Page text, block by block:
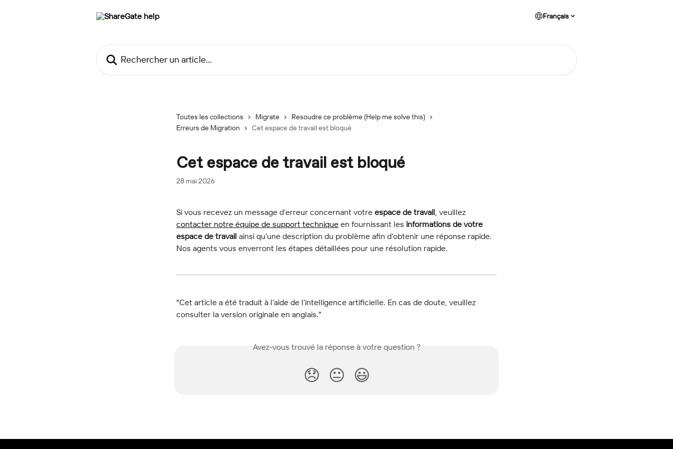
Français
Toutes les collections Migrate
Resoudre ce problème (Help me solve this)
Erreurs de Migration
Cet espace de travail est bloqué
Cet espace de travail est bloqué
28 mai 2026
Si vous recevez un message d’erreur concernant votre espace de travail, veuillez
contacter notre équipe de support technique en fournissant les informations de votre
espace de travail ainsi qu’une description du problème afin d’obtenir une réponse rapide.
Nos agents vous enverront les étapes détaillées pour une résolution rapide.
"Cet article a été traduit à l’aide de l’intelligence artificielle. En cas de doute, veuillez
consulter la version originale en anglais."
Avez-vous trouvé la réponse à votre question ?
😞 😐 😃